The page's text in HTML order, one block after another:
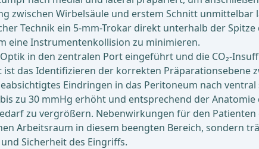
zwischen Wirbelsäule und erstem Schnitt
Technik ein 5-mm-Trokar direkt unterhalb der
eine Instrumentenkollision zu minimieren.
in den zentralen Port eingeführt und die CO₂-
das Identifizieren der korrekten Präparationsebene
Eindringen in das Peritoneum nach
zu 30 mmHg erhöht und entsprechend der
zu vergrößern. Nebenwirkungen für den
Arbeitsraum in diesem beengten Bereich, sondern
Sicherheit des Eingriffs.